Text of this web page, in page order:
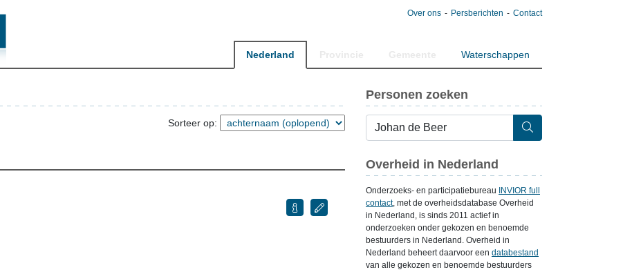
Over ons Persberichten Contact
Nederland Waterschappen
Sorteer op:
Personen zoeken
Overheid in Nederland
Onderzoeks- en participatiebureau
INVIOR full
contact, met de overheidsdatabase Overheid
in Nederland, is sinds 2011 actief in
onderzoeken onder gekozen en benoemde
bestuurders in Nederland. Overheid in
Nederland beheert daarvoor een databestand
van alle gekozen en benoemde bestuurders